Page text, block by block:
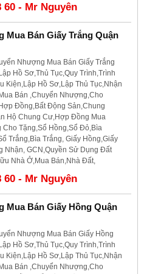
60 - Mr Nguyên
Mua Bán Giấy Trắng Quận
Nhượng Mua Bán Giấy Trắng
Hồ Sơ,Thủ Tục,Quy Trình,Trình
Kiện,Lập Hồ Sơ,Lập Thủ Tục,Nhận
Bán ,Chuyển Nhượng,Cho
Đồng,Bất Động Sản,Chung
Hộ Chung Cư,Hợp Đồng Mua
Tặng,Sổ Hồng,Sổ Đỏ,Bìa
Trắng,Bìa Trắng, Giấy Hồng,Giấy
Nhận, GCN,Quyền Sử Dụng Đất
Nhà Ở,Mua Bán,Nhà Đất,
60 - Mr Nguyên
Mua Bán Giấy Hồng Quận
Nhượng Mua Bán Giấy Hồng
Hồ Sơ,Thủ Tục,Quy Trình,Trình
Kiện,Lập Hồ Sơ,Lập Thủ Tục,Nhận
Bán ,Chuyển Nhượng,Cho